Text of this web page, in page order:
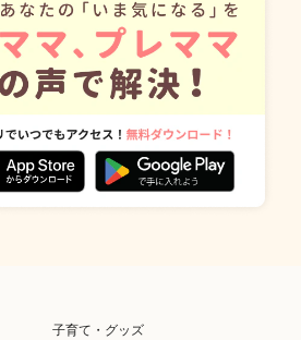
子育て・グッズ